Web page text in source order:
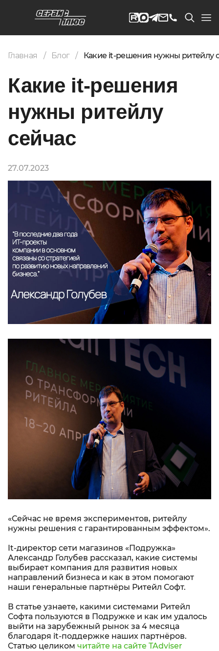
Главная Блог Какие it-решения нужны ритейлу
Какие it-решения
нужны ритейлу
сейчас
27.07.2023
«Сейчас не время экспериментов, ритейлу
нужны решения с гарантированным эффектом».
It-директор сети магазинов «Подружка»
Александр Голубев рассказал, какие системы
выбирает компания для развития новых
направлений бизнеса и как в этом помогают
наши генеральные партнёры Ритейл Софт.
В статье узнаете, какими системами Ритейл
Софта пользуются в Подружке и как им удалось
выйти на зарубежный рынок за 4 месяца
благодаря it-поддержке наших партнёров.
Статью целиком читайте на сайте TAdviser